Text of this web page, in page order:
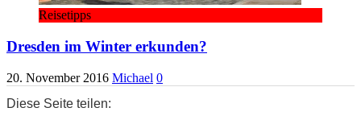
Reisetipps
Dresden im Winter erkunden?
20. November 2016 Michael 0
Diese Seite teilen: